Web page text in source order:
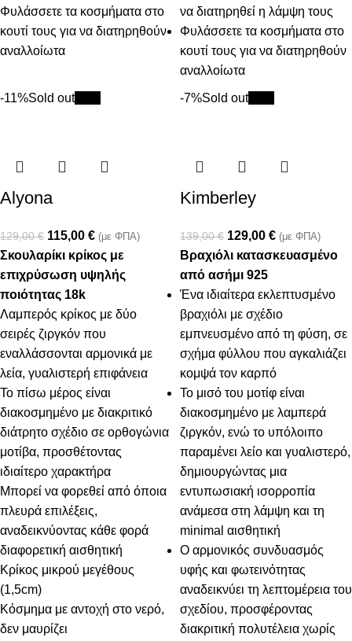
Φυλάσσετε τα κοσμήματα στο
κουτί τους για να διατηρηθούν
αναλλοίωτα
να διατηρηθεί η λάμψη τους
Φυλάσσετε τα κοσμήματα στο
κουτί τους για να διατηρηθούν
αναλλοίωτα
-11%Sold out
Alyona
129,00€ 115,00 € (με ΦΠΑ)
Σκουλαρίκι κρίκος με
επιχρύσωση υψηλής
ποιότητας 18k
Λαμπερός κρίκος με δύο
σειρές ζιργκόν που
εναλλάσσονται αρμονικά με
λεία, γυαλιστερή επιφάνεια
Το πίσω μέρος είναι
διακοσμημένο με διακριτικό
διάτρητο σχέδιο σε ορθογώνια
μοτίβα, προσθέτοντας
ιδιαίτερο χαρακτήρα
Μπορεί να φορεθεί από όποια
πλευρά επιλέξεις,
αναδεικνύοντας κάθε φορά
διαφορετική αισθητική
Κρίκος μικρού μεγέθους
(1,5cm)
Κόσμημα με αντοχή στο νερό,
δεν μαυρίζει
-7%Sold out
Kimberley
139,00€ 129,00 € (με ΦΠΑ)
Βραχιόλι κατασκευασμένο
από ασήμι 925
Ένα ιδιαίτερα εκλεπτυσμένο
βραχιόλι με σχέδιο
εμπνευσμένο από τη φύση, σε
σχήμα φύλλου που αγκαλιάζει
κομψά τον καρπό
Το μισό του μοτίφ είναι
διακοσμημένο με λαμπερά
ζιργκόν, ενώ το υπόλοιπο
παραμένει λείο και γυαλιστερό,
δημιουργώντας μια
εντυπωσιακή ισορροπία
ανάμεσα στη λάμψη και τη
minimal αισθητική
Ο αρμονικός συνδυασμός
υφής και φωτεινότητας
αναδεικνύει τη λεπτομέρεια του
σχεδίου, προσφέροντας
διακριτική πολυτέλεια χωρίς